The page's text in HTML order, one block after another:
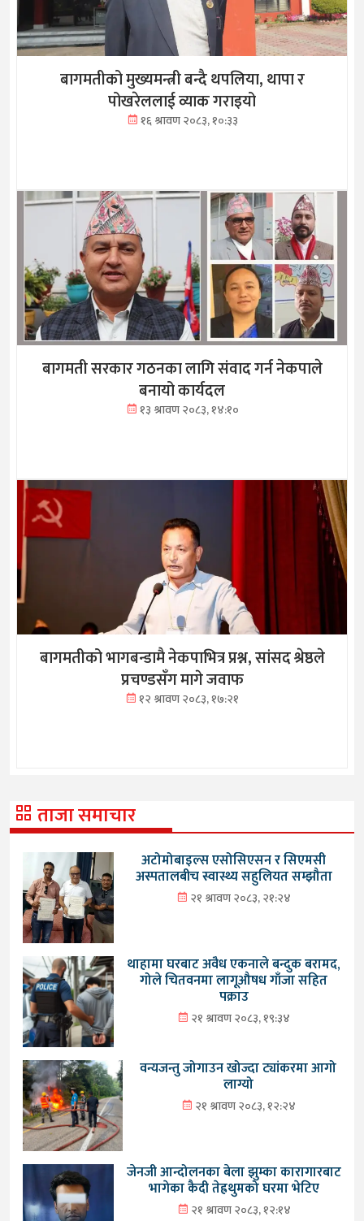
बागमतीको मुख्यमन्त्री बन्दै थपलिया, थापा र
पोखरेललाई व्याक गराइयो
१६ श्रावण २०८३, १०:३३
बागमती सरकार गठनका लागि संवाद गर्न नेकपाले
बनायो कार्यदल
१३ श्रावण २०८३, १४:१०
बागमतीको भागबन्डामै नेकपाभित्र प्रश्न, सांसद श्रेष्ठले
प्रचण्डसँग मागे जवाफ
१२ श्रावण २०८३, १७:२१
ताजा समाचार
अटोमोबाइल्स एसोसिएसन र सिएमसी
अस्पतालबीच स्वास्थ्य सहुलियत सम्झौता
२१ श्रावण २०८३, २१:२४
थाहामा घरबाट अवैध एकनाले बन्दुक बरामद,
गोले चितवनमा लागूऔषध गाँजा सहित
पक्राउ
२१ श्रावण २०८३, १९:३४
वन्यजन्तु जोगाउन खोज्दा ट्यांकरमा आगो
लाग्यो
२१ श्रावण २०८३, १२:२४
जेनजी आन्दोलनका बेला झुम्का कारागारबाट
भागेका कैदी तेह्रथुमको घरमा भेटिए
२१ श्रावण २०८३, १२:१४